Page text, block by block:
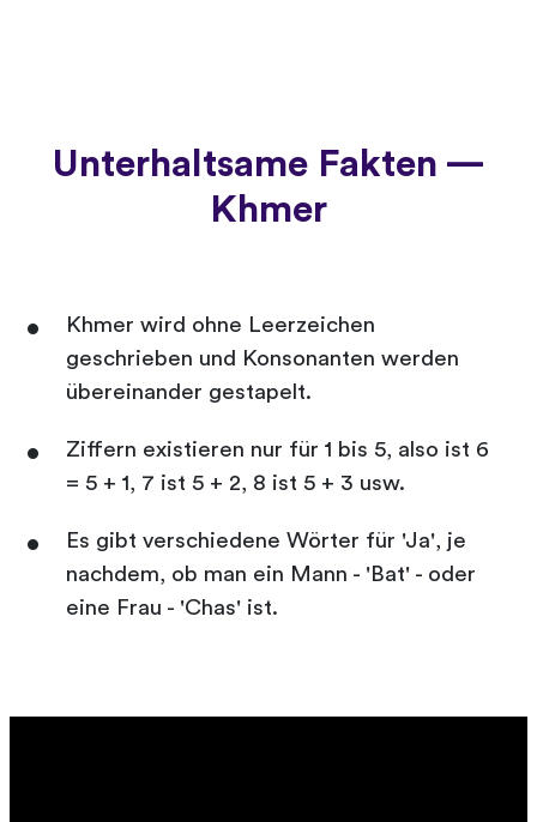
Unterhaltsame Fakten —
Khmer
Khmer wird ohne Leerzeichen
geschrieben und Konsonanten werden
übereinander gestapelt.
Ziffern existieren nur für 1 bis 5, also ist 6
= 5 + 1, 7 ist 5 + 2, 8 ist 5 + 3 usw.
Es gibt verschiedene Wörter für 'Ja', je
nachdem, ob man ein Mann - 'Bat' - oder
eine Frau - 'Chas' ist.